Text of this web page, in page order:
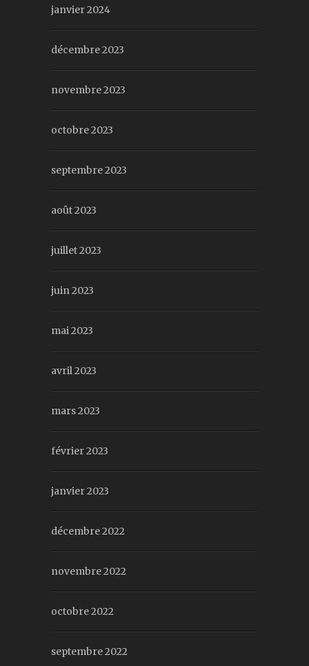
janvier 2024
décembre 2023
novembre 2023
octobre 2023
septembre 2023
août 2023
juillet 2023
juin 2023
mai 2023
avril 2023
mars 2023
février 2023
janvier 2023
décembre 2022
novembre 2022
octobre 2022
septembre 2022